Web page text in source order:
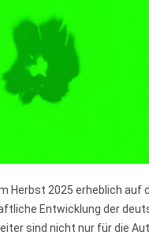
Herbst 2025 erheblich auf
Entwicklung der
sind nicht nur für die